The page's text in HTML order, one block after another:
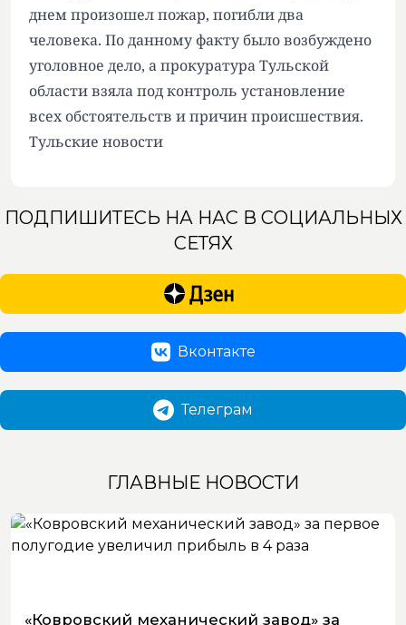
днем произошел пожар, погибли два
человека. По данному факту было возбуждено
уголовное дело, а прокуратура Тульской
области взяла под контроль установление
всех обстоятельств и причин происшествия.
Тульские новости
ПОДПИШИТЕСЬ НА НАС В СОЦИАЛЬНЫХ
СЕТЯХ
Вконтакте
Телеграм
ГЛАВНЫЕ НОВОСТИ
«Ковровский механический завод» за